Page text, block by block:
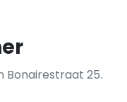
Bonairestraat 25.